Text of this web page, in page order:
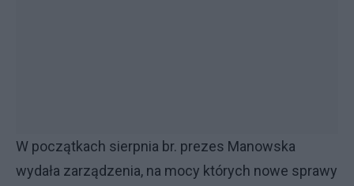
W początkach sierpnia br. prezes Manowska
wydała zarządzenia, na mocy których nowe sprawy